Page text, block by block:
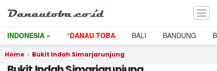
INDONESIA » °DANAU TOBA BALI BANDUNG
Home Bukit Indah Simarjarunjung